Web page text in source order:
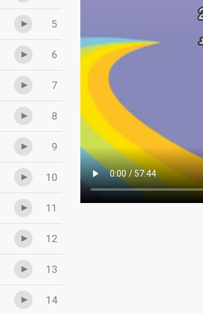
5
6
7
8
9
10
11
12
13
14